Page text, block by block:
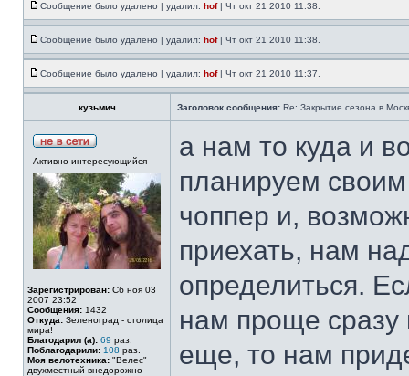
Сообщение было удалено | удалил: hof| Чт окт 21 2010 11:38.
Сообщение было удалено | удалил: hof| Чт окт 21 2010 11:38.
Сообщение было удалено | удалил: hof| Чт окт 21 2010 11:37.
кузьмич Заголовок сообщения: Re: Закрытие сезона в
Активно интересующийся
Зарегистрирован: Сб ноя 03
2007 23:52
Сообщения: 1432
Откуда: Зеленоград - столица
мира!
Благодарил (а): 69 раз.
Поблагодарили: 108 раз.
Моя велотехника: "Велес"
двухместный внедорожно-
а нам то куда и
планируем
чоппер и,
приехать, нам
определиться.
нам проще сразу
еще, то нам